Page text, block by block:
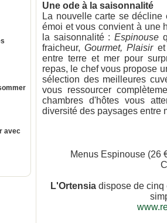
avec
Une ode à la saisonnalité
La nouvelle carte se
émoi et vous convient à une
la saisonnalité : Espinouse
fraicheur,Gourmet, Plaisir
entre terre et mer pour
repas, le chef vous propose
sélection des meilleures
vous ressourcer
chambres d'hôtes vous
diversité des paysages entre
Menus Espinouse (26
L'Ortensia dispose de cinq